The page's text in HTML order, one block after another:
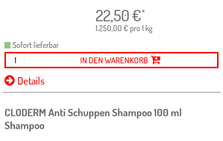
22,50€*
1.250,00 € pro 1 kg
Sofort lieferbar
IN DEN WARENKORB
Details
CLODERM Anti Schuppen Shampoo100 ml
Shampoo